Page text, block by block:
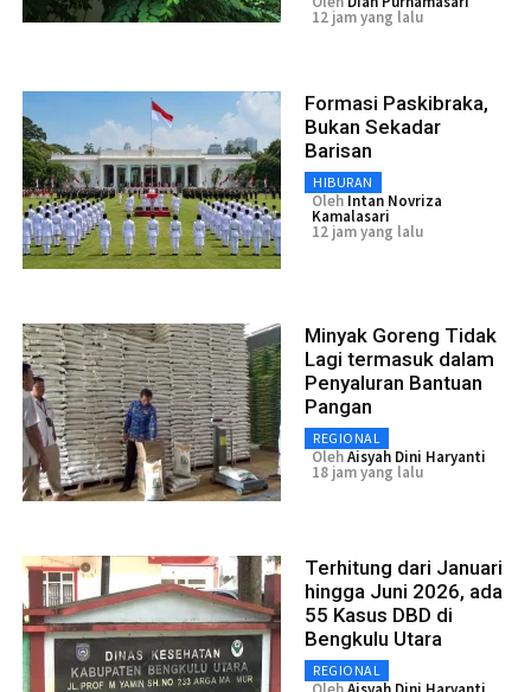
12 jam yang lalu
Formasi Paskibraka,
Bukan Sekadar
Barisan
HIBURAN
Oleh Intan Novriza
Kamalasari
12 jam yang lalu
Minyak Goreng Tidak
Lagi termasuk dalam
Penyaluran Bantuan
Pangan
REGIONAL
OlehAisyah Dini Haryanti
18 jam yang lalu
Terhitung dari Januari
hingga Juni 2026, ada
55 Kasus DBD di
Bengkulu Utara
REGIONAL